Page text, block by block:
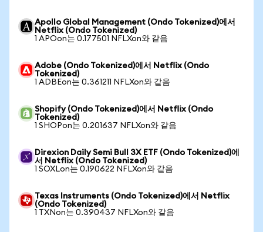
Apollo Global Management (Ondo Tokenized)에서
Netflix (Ondo Tokenized)
1 APOon는 0.177501 NFLXon와 같음
Adobe (Ondo Tokenized)에서 Netflix (Ondo
Tokenized)
1 ADBEon는 0.361211 NFLXon와 같음
Shopify (Ondo Tokenized)에서 Netflix (Ondo
Tokenized)
1 SHOPon는 0.201637 NFLXon와 같음
Direxion Daily Semi Bull 3X ETF (Ondo Tokenized)에
서 Netflix (Ondo Tokenized)
1 SOXLon는 0.190622 NFLXon와 같음
Texas Instruments (Ondo Tokenized)에서 Netflix
(Ondo Tokenized)
1 TXNon는 0.390437 NFLXon와 같음